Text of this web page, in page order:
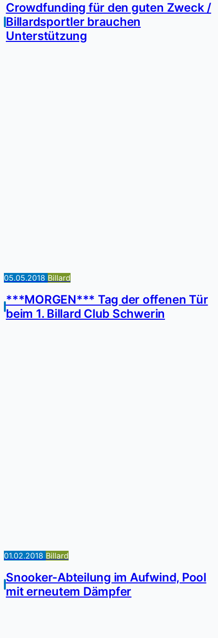
Crowdfunding für den guten Zweck /
Billardsportler brauchen
Unterstützung
05.05.2018 Billard
***MORGEN*** Tag der offenen Tür
beim 1. Billard Club Schwerin
01.02.2018 Billard
Snooker-Abteilung im Aufwind, Pool
mit erneutem Dämpfer